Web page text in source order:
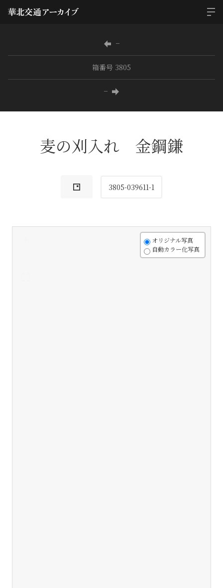
−
箱番号 3805
−
麦の刈入れ 金鋼鎌
3805-039611-1
オリジナル写真
自動カラー化写真